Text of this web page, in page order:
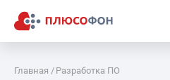
Главная Разработка ПО